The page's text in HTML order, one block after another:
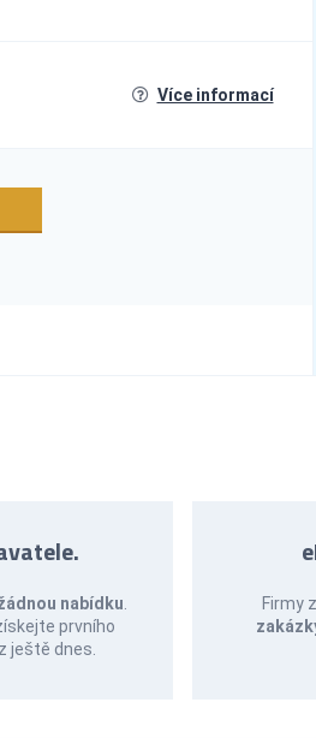
Více informací
nabídku
prvního
ještě dnes.
Firmy